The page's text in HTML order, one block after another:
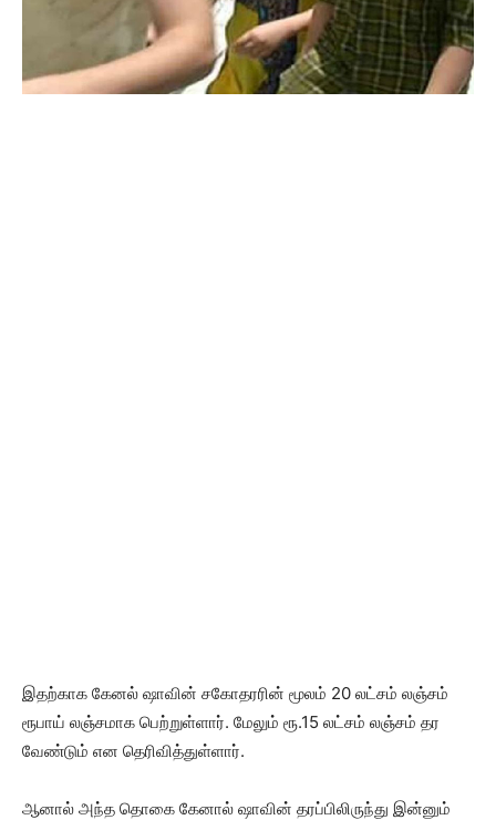
இதற்காக கேனல் ஷாவின் சகோதரரின் மூலம் 20 லட்சம் லஞ்சம்
ரூபாய் லஞ்சமாக பெற்றுள்ளார். மேலும் ரூ.15 லட்சம் லஞ்சம் தர
வேண்டும் என தெரிவித்துள்ளார்.
ஆனால் அந்த தொகை கேனால் ஷாவின் தரப்பிலிருந்து இன்னும்